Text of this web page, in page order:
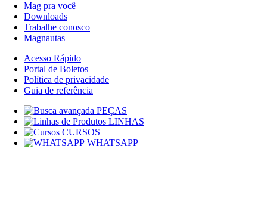
Mag pra você
Downloads
Trabalhe conosco
Magnautas
Acesso Rápido
Portal de Boletos
Política de privacidade
Guia de referência
PEÇAS
LINHAS
CURSOS
WHATSAPP